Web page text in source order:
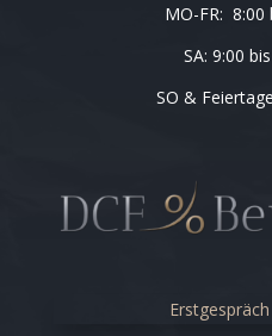
MO-FR: 8:00
SA: 9:00
SO &